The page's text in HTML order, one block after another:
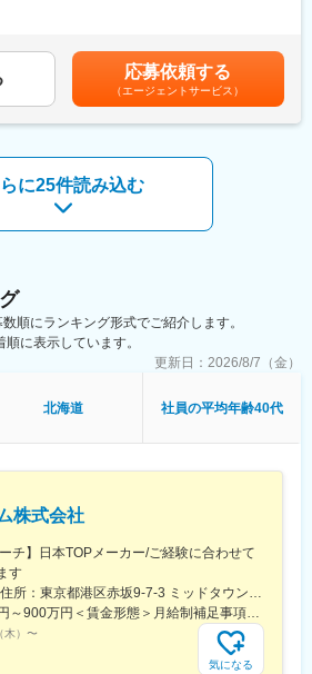
て必要な知識も習得していただきます。
。
→支店長→部長とキャリアアップをしていき
・セミナー企画として、医療関係者向けに自
新エビデンスの紹介や学会レポートを通じた
ただきます。
冠動脈ステント等。
設（大学病院や総合病院が中心）
行直帰。
共交通機関を利用、それ以降は車営業が可能と
したワークスタイル
スタイルを最大限に活かし、効率よく営業活
ぼなし
、ほとんど発生しません。
って、他営業社員との関わりが希薄なわけで
話、メールなどで密に情報交換が行われてお
のMTGによって交流することができます。
に2回実施され、他エリア営業担当やバック
流する機会があります。
やOJT、ロープレ等も実施。安心して営業活
ける環境を整えています。
＜昇給有無＞有＜残業手当＞有＜給与補足
末賞与（夏、冬）と営業インセンティブ支給
2025年度実績↓ ・期末賞与：各人年俸の月
カ月）を支給。・営業インセンティブ：四
あくまでも目安の金額であり、選考を通じて上
ます。月給(月額)は固定手当を含めた表記で
応募依頼する
（エージェントサービス）
に25件読み込む
順にランキング形式でご紹介します。
に表示しています。
更新日： 2026/8/7（金）
北海道 社員の平均年齢40代
株式会社
チ】日本TOPメーカー/ご経験に合わせて
す
＜勤務地詳細＞本社住所：東京都港区赤坂9-7-3 ミッドタウン・ウェスト勤務地最寄駅：東京メトロ日比谷線／都営大江戸線／六本木駅受動喫煙対策：敷地内全面禁煙変更の範囲：会社の定める事業所（リモートワーク含む）
＜予定年収＞600万円～900万円＜賃金形態＞月給制補足事項なし＜賃金内訳＞月額（基本給）：300,000円～500,000円＜月給＞300,000円～500,000円＜昇給有無＞有＜残業手当＞有賃金はあくまでも目安の金額であり、選考を通じて上下する可能性があります。月給(月額)は固定手当を含めた表記です。
） 〜
気になる